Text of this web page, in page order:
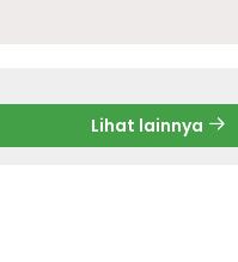
Lihat lainnya